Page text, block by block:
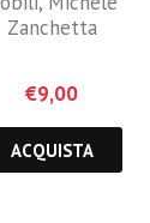
Zanchetta
€9,00
ACQUISTA